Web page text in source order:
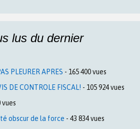
lus du dernier
PLEURER APRES - 165 400 vues
DE CONTROLE FISCAL! - 105 924 vues
vues
obscur de la force - 43 834 vues